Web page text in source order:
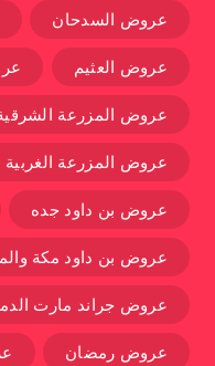
عروض السدحان
عروض العثيم
عروض المزرعة
عروض المزرعة الغربية
عروض بن داود جده
عروض بن داود مكة
عروض جراند مارت
عروض رمضان